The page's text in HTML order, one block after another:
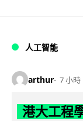
人工智能
arthur 7 小時
港大工程